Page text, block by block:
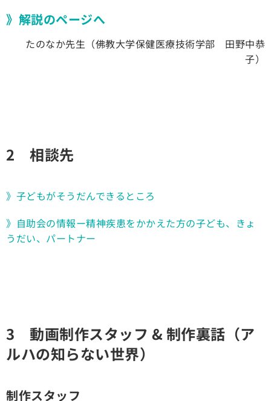
》解説のページへ
たのなか先生（佛教大学保健医療技術学部 田野中恭
子）
2 相談先
》子どもがそうだんできるところ
》自助会の情報ー精神疾患をかかえた方の子ども、きょ
うだい、パートナー
3 動画制作スタッフ & 制作裏話（ア
ルハの知らない世界）
制作スタッフ